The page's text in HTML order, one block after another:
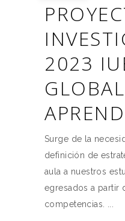
2023
Surge de la
definición de
aula a nuestros
egresados a partir
competencias.